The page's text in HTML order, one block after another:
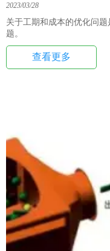
2023/03/28
关于工期和成本的优化问
题。
查看更多